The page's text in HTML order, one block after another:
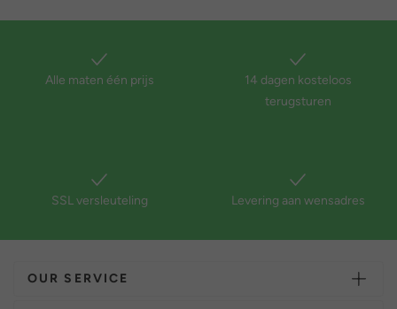
Alle maten één prijs
14 dagen kosteloos
terugsturen
SSL versleuteling Levering aan wensadres
OUR SERVICE